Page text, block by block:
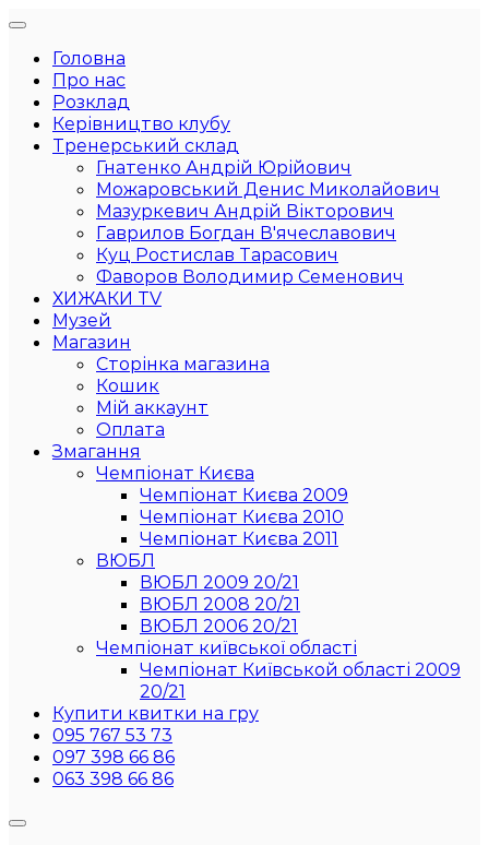
Головна
Про нас
Розклад
Керівництво клубу
Тренерський склад
Гнатенко Андрій Юрійович
Можаровський Денис Миколайович
Мазуркевич Андрій Вікторович
Гаврилов Богдан В'ячеславович
Куц Ростислав Тарасович
Фаворов Володимир Семенович
ХИЖАКИ TV
Музей
Магазин
Сторінка магазина
Кошик
Мій аккаунт
Оплата
Змагання
Чемпіонат Києва
Чемпіонат Києва 2009
Чемпіонат Києва 2010
Чемпіонат Києва 2011
ВЮБЛ
ВЮБЛ 2009 20/21
ВЮБЛ 2008 20/21
ВЮБЛ 2006 20/21
Чемпіонат київської області
Чемпіонат Київськой області 2009
20/21
Купити квитки на гру
095 767 53 73
097 398 66 86
063 398 66 86